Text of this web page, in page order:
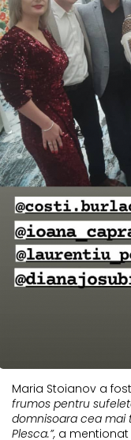
Maria Stoianov a
frumos pentru
domnisoara cea mai
Plesca.”, a mentionat